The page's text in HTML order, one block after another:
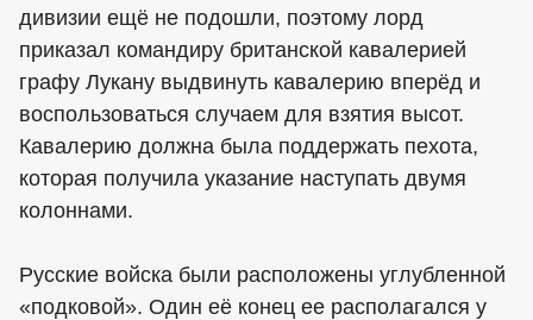
дивизии ещё не подошли, поэтому лорд
приказал командиру британской кавалерией
графу Лукану выдвинуть кавалерию вперёд и
воспользоваться случаем для взятия высот.
Кавалерию должна была поддержать пехота,
которая получила указание наступать двумя
колоннами.
Русские войска были расположены углубленной
«подковой». Один её конец ее располагался у